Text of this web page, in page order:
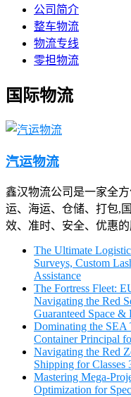
公司简介
整车物流
物流专线
零担物流
国际物流
汽运物流
鑫汉物流公司是一家全
运、海运、仓储、打包,
效、准时、安全、优惠
The Ultimate
Surveys, Custom
Assistance
The Fortress Fleet:
Navigating the Red
Guaranteed Space &
Dominating the SEA
Container Principal
Navigating the Red
Shipping for Classes
Mastering Mega-
Optimization for